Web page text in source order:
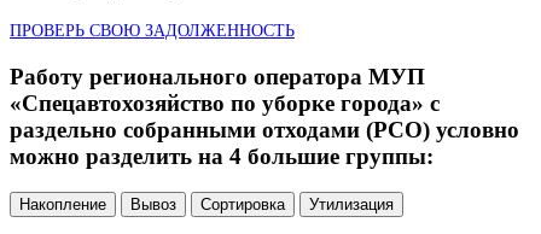
ПРОВЕРЬ СВОЮ ЗАДОЛЖЕННОСТЬ
Работу регионального оператора МУП
«Спецавтохозяйство по уборке города» с
раздельно собранными отходами (РСО) условно
можно разделить на 4 большие группы:
Накопление Вывоз Сортировка Утилизация